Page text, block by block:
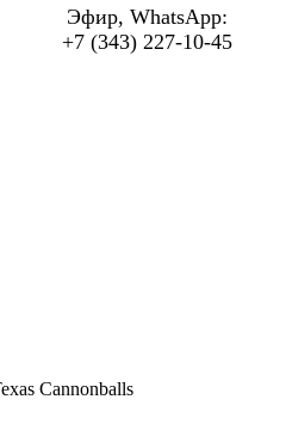
Эфир, WhatsApp:
+7 (343) 227-10-45
Cannonballs